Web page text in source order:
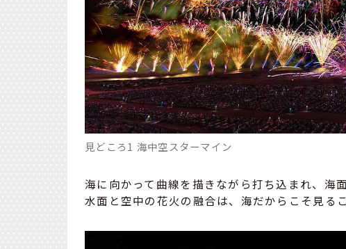
見どころ1 海中空スターマイン
海に向かって曲線を描きながら打ち込まれ、海
水面と空中の花火の融合は、海だからこそ見る